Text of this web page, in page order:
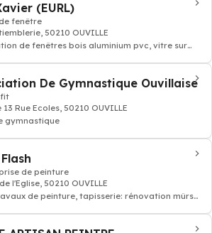
(EURL)
fenêtre
50210 OUVILLE
de fenêtres bois aluminium pvc, vitre sur
De Gymnastique Ouvillaise
13 Rue Ecoles, 50210 OUVILLE
gymnastique
de peinture
l'Eglise, 50210 OUVILLE
de peinture, tapisserie: rénovation mûrs